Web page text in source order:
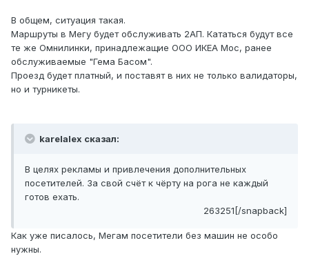
В общем, ситуация такая.
Маршруты в Мегу будет обслуживать 2АП. Кататься будут все
те же Омнилинки, принадлежащие ООО ИКЕА Мос, ранее
обслуживаемые "Гема Басом".
Проезд будет платный, и поставят в них не только валидаторы,
но и турникеты.
karelalex сказал:
В целях рекламы и привлечения дополнительных
посетителей. За свой счёт к чёрту на рога не каждый
готов ехать.
263251[/snapback]
Как уже писалось, Мегам посетители без машин не особо
нужны.